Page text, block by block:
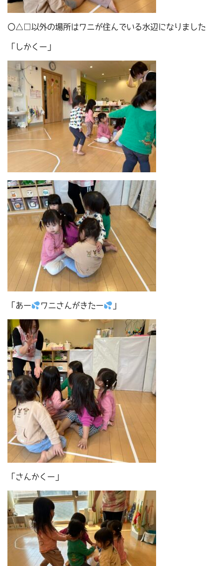
〇△□以外の場所はワニが住んでいる水辺になりました
「しかくー」
「あー ワニさんがきたー 」
「さんかくー」